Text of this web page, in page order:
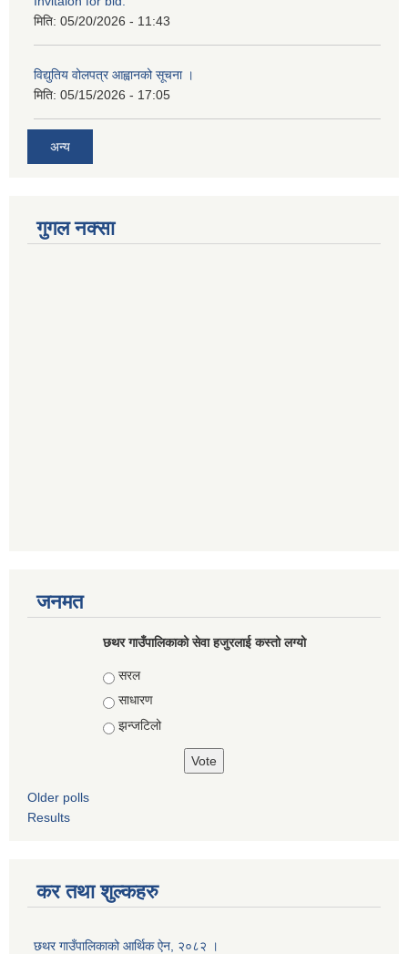
मिति: 05/20/2026 - 11:43
विद्युतिय वोलपत्र आह्वानको सूचना ।
मिति: 05/15/2026 - 17:05
अन्य
गुगल नक्सा
जनमत
छथर गाउँपालिकाको सेवा हजुरलाई कस्तो लग्यो
Choices
सरल
साधारण
झन्जटिलो
Older polls
Results
कर तथा शुल्कहरु
छथर गाउँपालिकाको आर्थिक ऐन, २०८२ ।